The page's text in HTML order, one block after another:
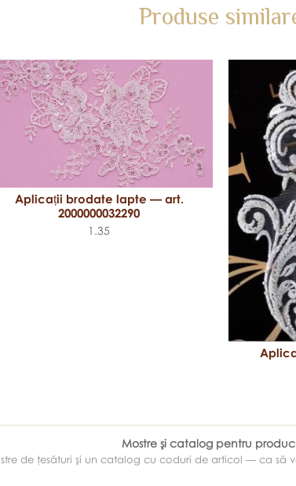
Produse
Aplicații brodate lapte — art.
2000000032290
1.35
Mostre şi catalog pentru
de ţesături şi un catalog cu coduri de articol — ca să